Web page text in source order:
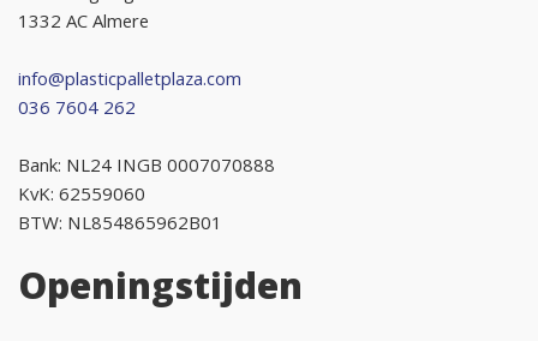
1332 AC Almere
info@plasticpalletplaza.com
036 7604 262
Bank: NL24 INGB 0007070888
KvK: 62559060
BTW: NL854865962B01
Openingstijden